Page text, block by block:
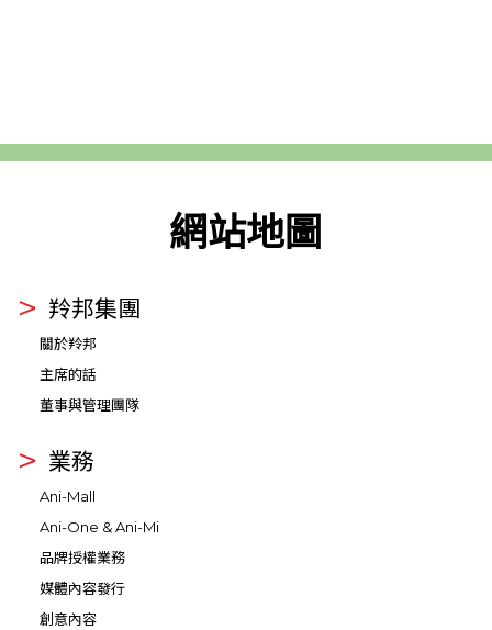
網站地圖
羚邦集團
關於羚邦
主席的話
董事與管理團隊
業務
Ani-Mall
Ani-One & Ani-Mi
品牌授權業務
媒體內容發行
創意內容